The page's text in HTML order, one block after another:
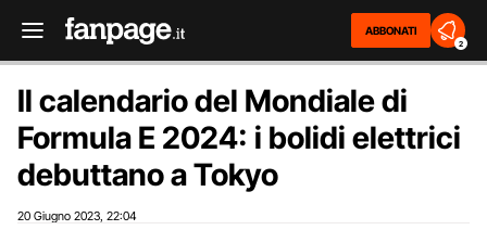
ABBONATI
2
Il calendario del Mondiale di
Formula E 2024: i bolidi elettrici
debuttano a Tokyo
20 Giugno 2023 22:04